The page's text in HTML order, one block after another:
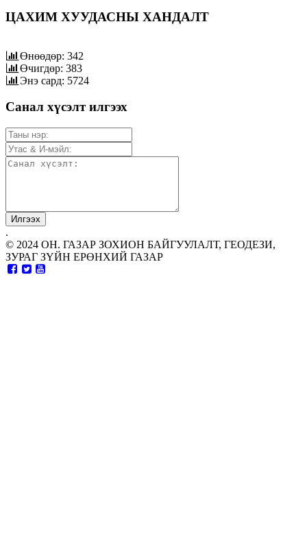
ЦАХИМ ХУУДАСНЫ ХАНДАЛТ
Өнөөдөр: 342
Өчигдөр: 383
Энэ сард: 5724
Санал хүсэлт илгээх
.
© 2024 ОН. ГАЗАР ЗОХИОН БАЙГУУЛАЛТ, ГЕОДЕЗИ,
ЗУРАГ ЗҮЙН ЕРӨНХИЙ ГАЗАР